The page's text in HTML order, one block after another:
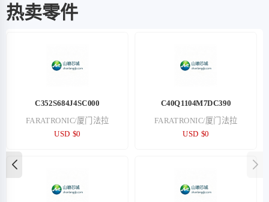
热卖零件
C352S684J4SC000
FARATRONIC/厦门法拉
USD $0
C40Q1104M7DC390
FARATRONIC/厦门法拉
USD $0